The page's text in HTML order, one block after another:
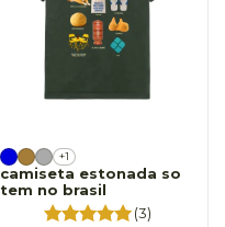
+1
camiseta estonada so
tem no brasil
(3)